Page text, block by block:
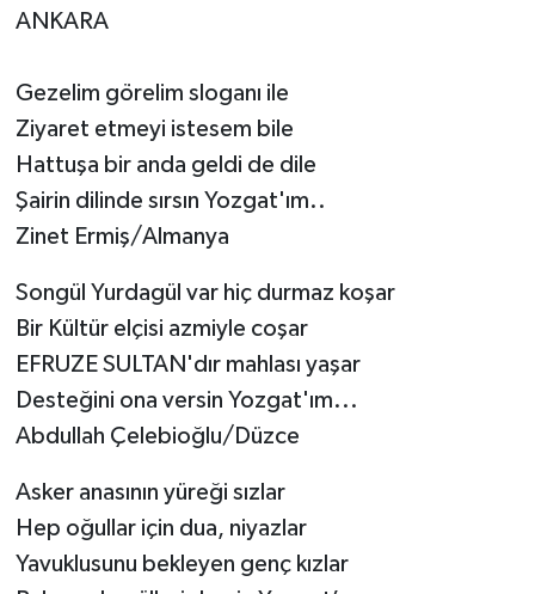
ANKARA
Gezelim görelim sloganı ile
Ziyaret etmeyi istesem bile
Hattuşa bir anda geldi de dile
Şairin dilinde sırsın Yozgat'ım..
Zinet Ermiş/Almanya
Songül Yurdagül var hiç durmaz koşar
Bir Kültür elçisi azmiyle coşar
EFRUZE SULTAN'dır mahlası yaşar
Desteğini ona versin Yozgat'ım...
Abdullah Çelebioğlu/Düzce
Asker anasının yüreği sızlar
Hep oğullar için dua, niyazlar
Yavuklusunu bekleyen genç kızlar